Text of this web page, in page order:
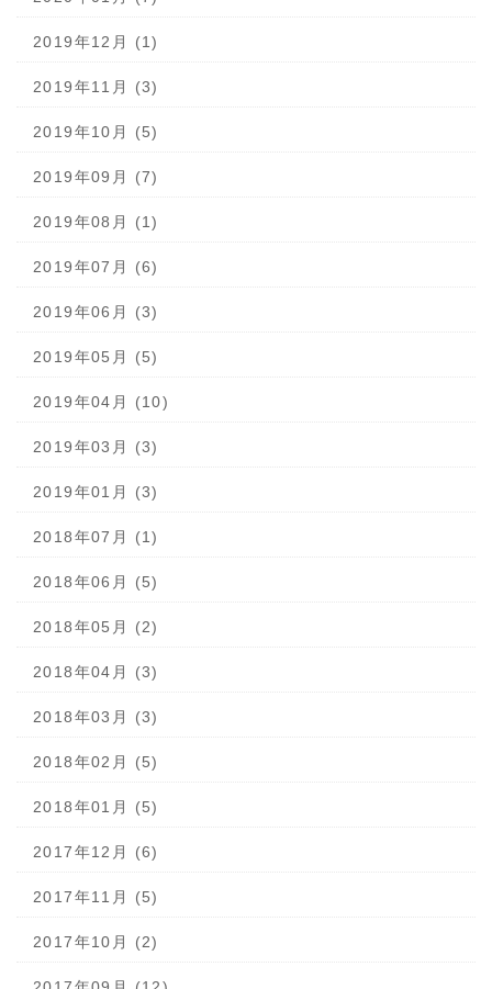
2019年12月 (1)
2019年11月 (3)
2019年10月 (5)
2019年09月 (7)
2019年08月 (1)
2019年07月 (6)
2019年06月 (3)
2019年05月 (5)
2019年04月 (10)
2019年03月 (3)
2019年01月 (3)
2018年07月 (1)
2018年06月 (5)
2018年05月 (2)
2018年04月 (3)
2018年03月 (3)
2018年02月 (5)
2018年01月 (5)
2017年12月 (6)
2017年11月 (5)
2017年10月 (2)